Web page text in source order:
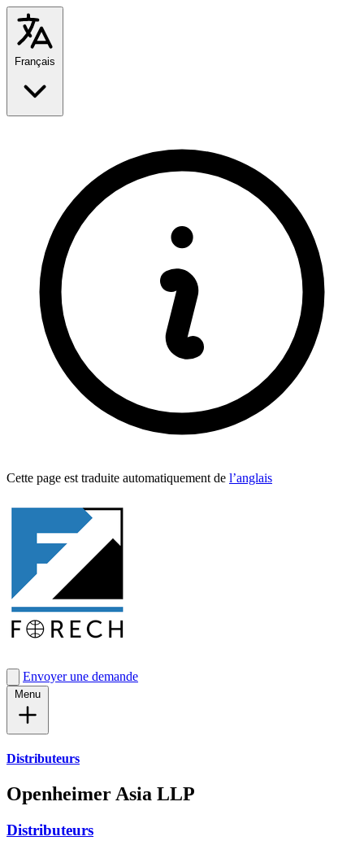
Cette page est traduite automa­tique­ment de l’anglais
Envoyer une demande
Distributeurs
Openheimer Asia LLP
Distributeurs